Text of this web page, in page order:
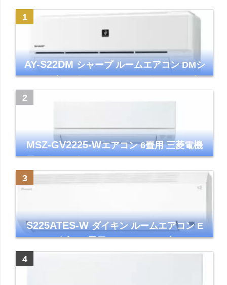
AY-S22DMシャープ ルームエアコン DMシ
リーズ 主に6畳 ホワイト 2024年モデル プラ
MSZ-GV2225-Wエアコン 6畳用 三菱電機
霧ヶ峰 2025年モデル GVシリーズ ピュアホ
ワイト 清潔 除湿 単相100V
S225ATES-Wダイキン ルームエアコン E
シリーズ 主に6畳用 ホワイト 2025年モデル